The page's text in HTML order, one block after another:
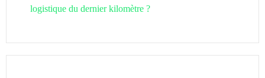
logistique du dernier kilomètre ?